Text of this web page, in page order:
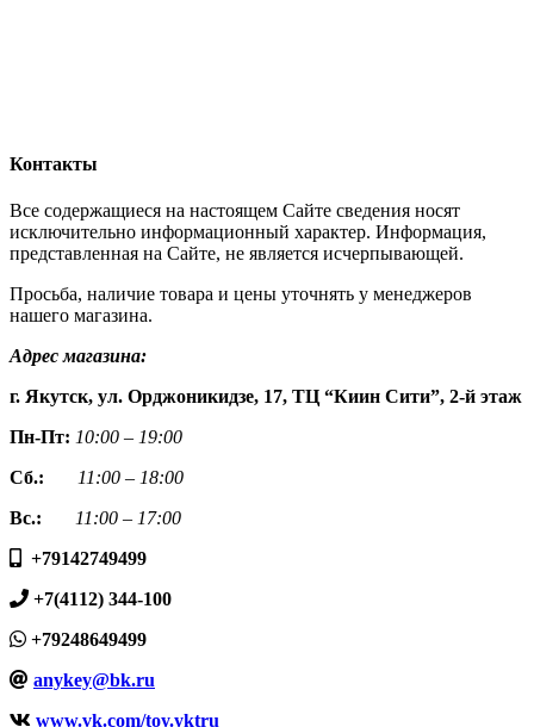
Контакты
Все содержащиеся на настоящем Сайте сведения носят
исключительно информационный характер. Информация,
представленная на Сайте, не является исчерпывающей.
Просьба, наличие товара и цены уточнять у менеджеров
нашего магазина.
Адрес магазина:
г. Якутск, ул. Орджоникидзе, 17, ТЦ “Киин Сити”, 2-й этаж
Пн-Пт: 10:00 – 19:00
Сб.:
11:00 – 18:00
Вс.:
11:00 – 17:00
+79142749499
+7(4112) 344-100
+79248649499
anykey@bk.ru
www.vk.com/toy.yktru